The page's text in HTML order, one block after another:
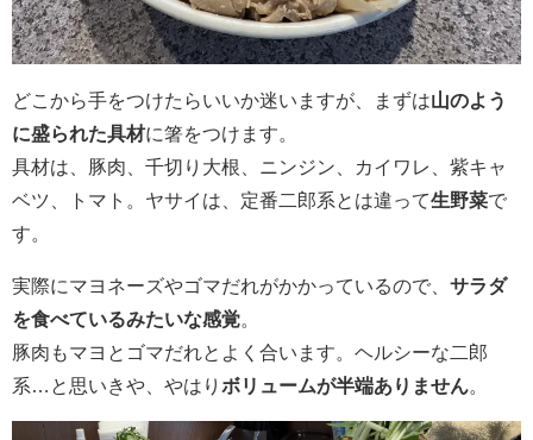
どこから手をつけたらいいか迷いますが、まずは山のよう
に盛られた具材に箸をつけます。
具材は、豚肉、千切り大根、ニンジン、カイワレ、紫キャ
ベツ、トマト。ヤサイは、定番二郎系とは違って生野菜で
す。
実際にマヨネーズやゴマだれがかかっているので、 サラダ
を食べているみたいな感覚
豚肉もマヨとゴマだれとよく合います。ヘルシーな二郎
系…と思いきや、やはり ボリュームが半端ありません